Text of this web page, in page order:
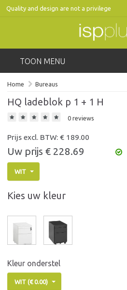
Quality and design are not a privilege
TOON MENU
Home Bureaus
HQ ladeblok p 1 + 1 H
0 reviews
Prijs excl. BTW: € 189.00
Uw prijs € 228.69
WIT
Kies uw kleur
Kleur onderstel
WIT (€ 0.00)